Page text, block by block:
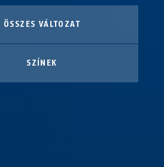
ÖSSZES VÁLTOZAT
SZÍNEK